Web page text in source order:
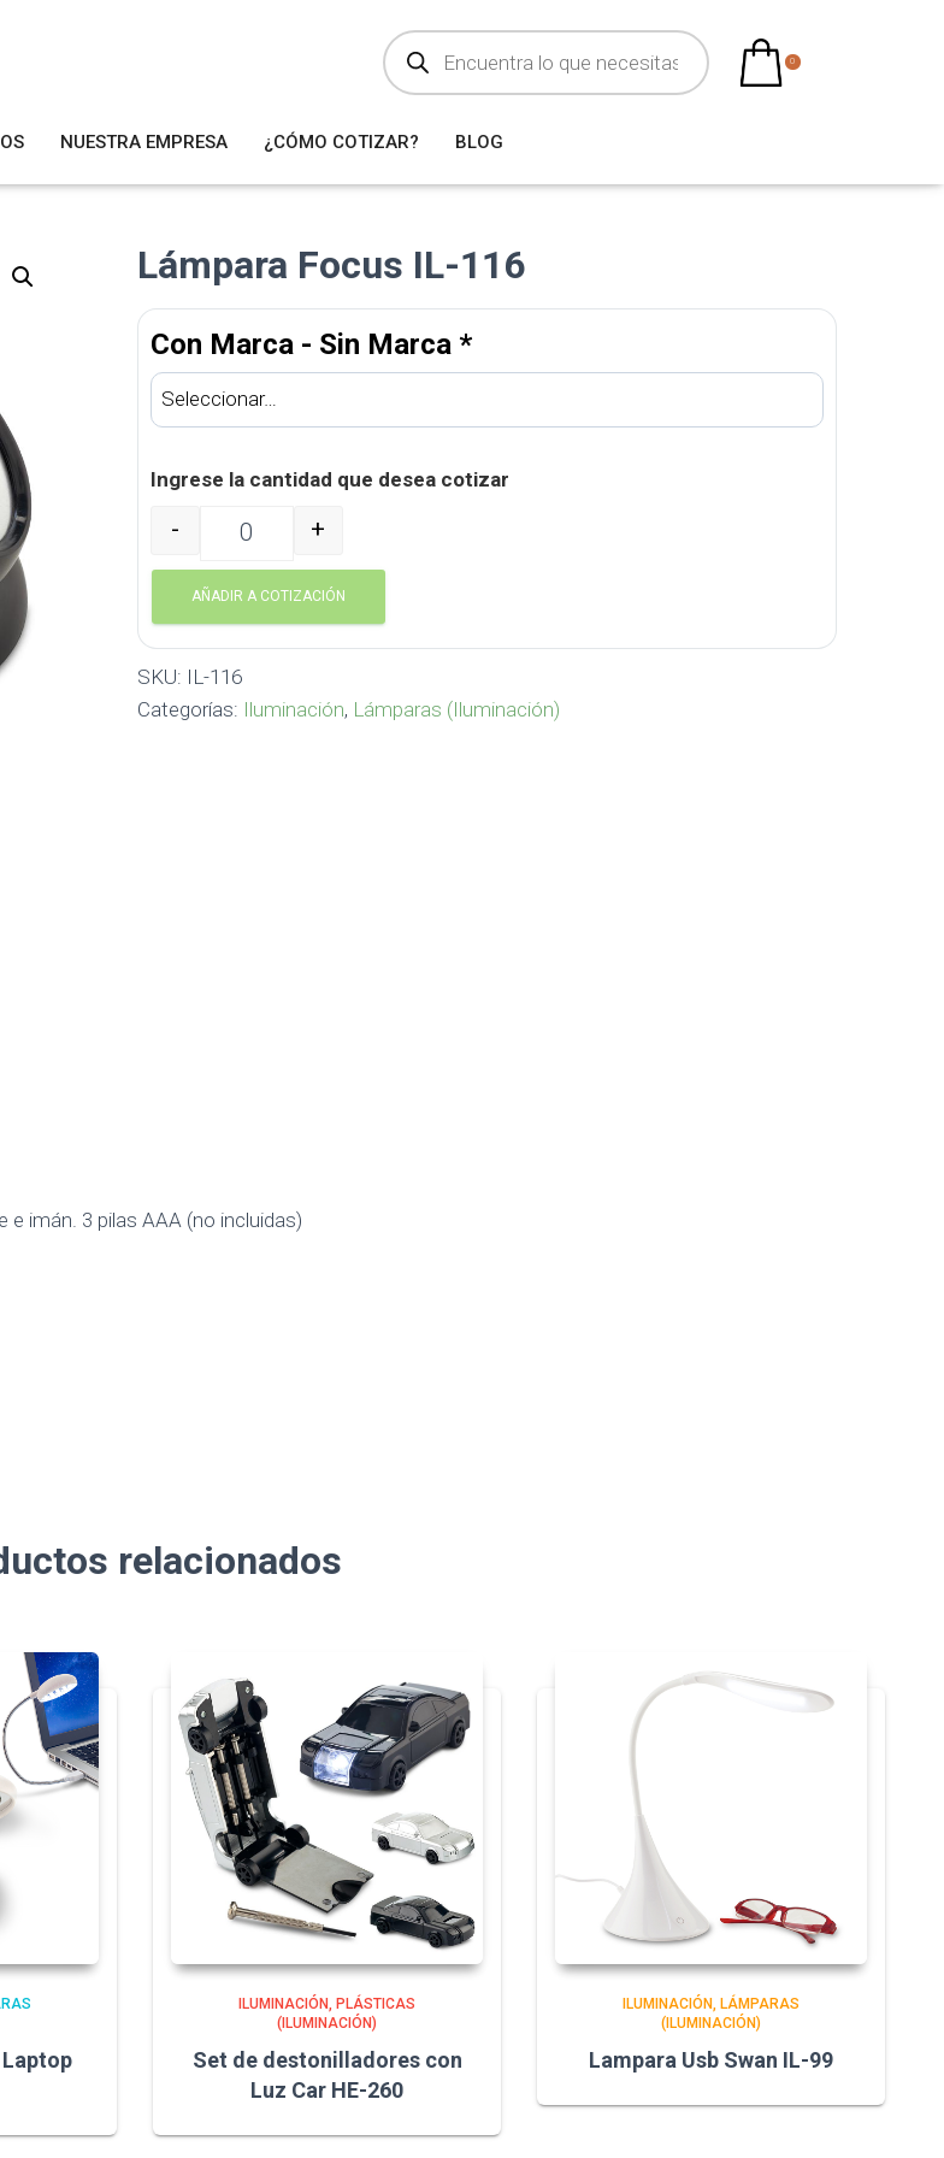
ú
q
a
d
t
o
0
NUESTRA EMPRESA ¿CÓMO COTIZAR? BLOG
Lámpara Focus IL-116
Con Marca - Sin Marca *
Ingrese la cantidad que desea cotizar
Lámpara Focus IL-116 cantidad
- +
AÑADIR A COTIZACIÓN
SKU: IL-116
Categorías: Iluminación, Lámparas (Iluminación)
imán. 3 pilas AAA (no incluidas)
relacionados
ILUMINACIÓN PLÁSTICAS
(ILUMINACIÓN)
Set de destonilladores con
Luz Car HE-260
ILUMINACIÓN LÁMPARAS
(ILUMINACIÓN)
Lampara Usb Swan IL-99